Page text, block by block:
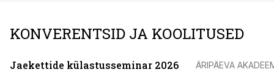
KONVERENTSID JA KOOLITUSED
Jaekettide külastusseminar 2026 ÄRIPÄEVA